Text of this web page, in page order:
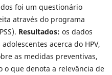
foi um questionário
através do programa
Resultados: os dados
acerca do HPV,
as medidas preventivas,
o que denota a relevância de